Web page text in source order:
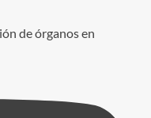
de órganos en